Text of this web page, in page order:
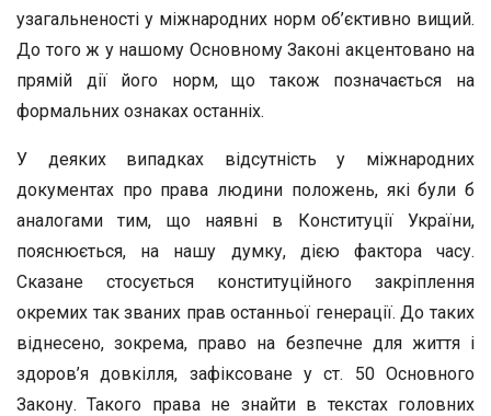
узагальненості у міжнародних норм об’єктивно вищий.
До того ж у нашому Основному Законі акцентовано на
прямій дії його норм, що також позначається на
формальних ознаках останніх.
У деяких випадках відсутність у міжнародних
документах про права людини положень, які були б
аналогами тим, що наявні в Конституції України,
пояснюється, на нашу думку, дією фактора часу.
Сказане стосується конституційного закріплення
окремих так званих прав останньої генерації. До таких
віднесено, зокрема, право на безпечне для життя і
здоров’я довкілля, зафіксоване у ст. 50 Основного
Закону. Такого права не знайти в текстах головних